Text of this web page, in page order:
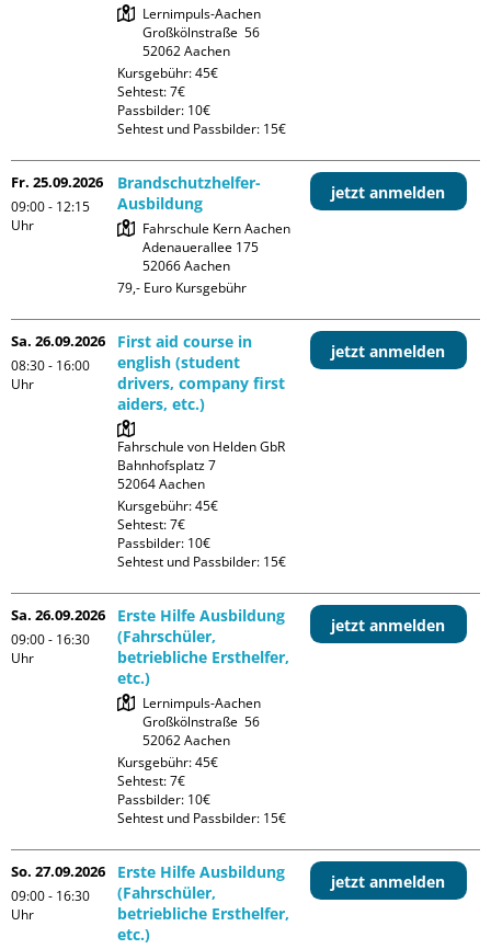
Lernimpuls-Aachen
Großkölnstraße  56
Kursgebühr: 45€
Sehtest: 7€
Passbilder: 10€
Sehtest und Passbilder: 15€
Fr. 25.09.2026
09:00 - 12:15
Uhr
Brandschutzhelfer-
Ausbildung
Fahrschule Kern Aachen
Adenauerallee 175
79,- Euro Kursgebühr
jetzt anmelden
Sa. 26.09.2026
08:30 - 16:00
Uhr
First aid course in
english (student
drivers, company first
aiders, etc.)
Fahrschule von Helden GbR
Bahnhofsplatz 7
Kursgebühr: 45€
Sehtest: 7€
Passbilder: 10€
Sehtest und Passbilder: 15€
jetzt anmelden
Sa. 26.09.2026
09:00 - 16:30
Uhr
Erste Hilfe Ausbildung
(Fahrschüler,
betriebliche Ersthelfer,
etc.)
Lernimpuls-Aachen
Großkölnstraße  56
Kursgebühr: 45€
Sehtest: 7€
Passbilder: 10€
Sehtest und Passbilder: 15€
jetzt anmelden
So. 27.09.2026
09:00 - 16:30
Uhr
Erste Hilfe Ausbildung
(Fahrschüler,
betriebliche Ersthelfer,
etc.)
jetzt anmelden